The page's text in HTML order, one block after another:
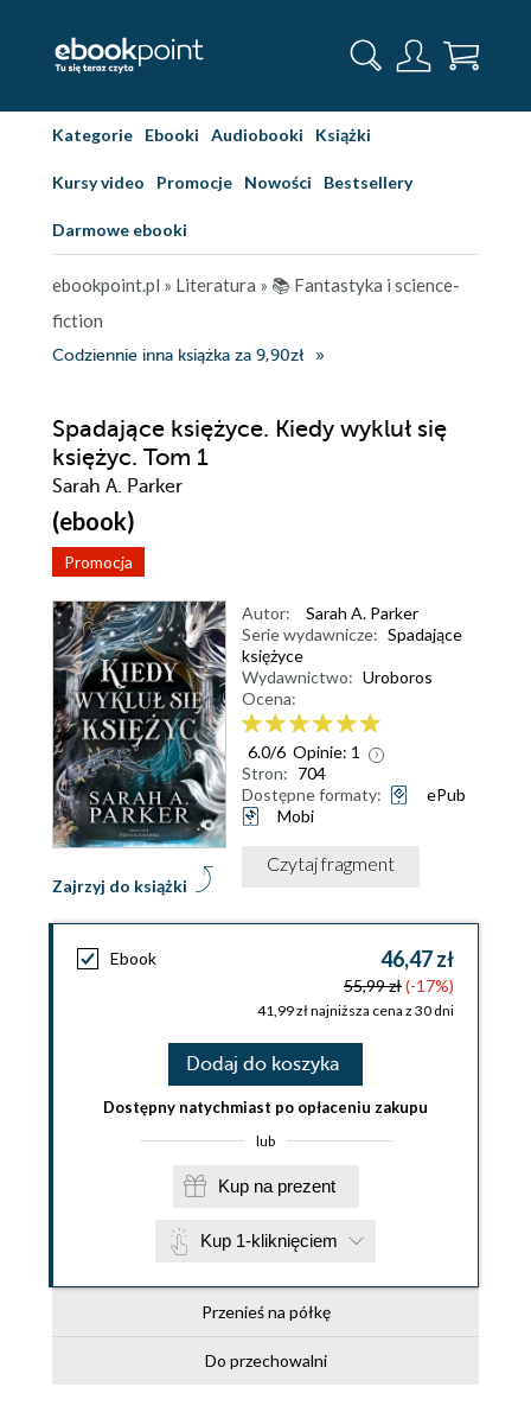
Kategorie Ebooki Audiobooki Książki
Kursy video Promocje Nowości Bestsellery
Darmowe ebooki
ebookpoint.pl » Literatura » 📚 Fantastyka i science-
fiction
Codziennie inna książka za 9,90zł
Spadające księżyce. Kiedy wykluł się
księżyc. Tom 1
Sarah A. Parker
(ebook)
Promocja
Zajrzyj do książki
Autor:
Sarah A. Parker
Serie wydawnicze: Spadające
księżyce
Wydawnictwo: Uroboros
Ocena:
6.0/6 Opinie: 1
Stron: 704
Dostępne formaty:
ePub
Mobi
Czytaj fragment
Ebook 46,47 zł
55,99 zł(-17%)
41,99 zł najniższa cena z 30 dni
Dodaj do koszyka
Dostępny natychmiast po opłaceniu zakupu
lub
Kup na prezent
Kup 1-kliknięciem
Przenieś na półkę
Do przechowalni